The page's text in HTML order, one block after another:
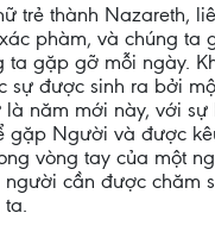
trẻ thành Nazareth,
phàm, và chúng ta
gặp gỡ mỗi ngày.
được sinh ra bởi
năm mới này, với
Người và được
vòng tay của một
cần được chăm